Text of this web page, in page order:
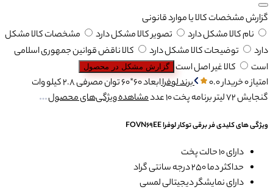
گزارش مشخصات کالا یا موارد قانونی
نام کالا مشکل دارد
تصویر کالا مشکل دارد
مشخصات کالا مشکل
دارد
توضیحات کالا مشکل دارد
کالا ناقض قوانین جمهوری اسلامی
است
کالا غیر اصل است گزارش مشکل در محصول
امتیاز 0 خریدار 0.0 برندلوفراابعاد60*60 توان مصرفی2.8 کیلو وات
گنجایش72 لیتر برنامه پخت10 عدد مشاهده ویژگی‌های محصول
ویژگی های کلیدی فر برقی توکار لوفرا FOVN69EE
دارای 10 حالت پخت
حداکثر دما 250 درجه سانتی گراد
دارای نمایشگر دیجیتالی لمسی